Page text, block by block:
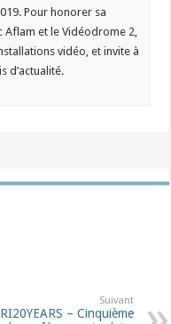
Pour honorer sa
et le Vidéodrome 2,
vidéo, et invite à
d’actualité.
Suivant
– Cinquième